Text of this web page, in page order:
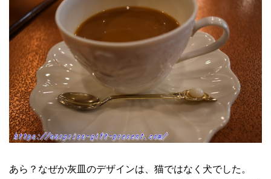
あら？なぜか灰皿のデザインは、猫ではなく犬でした。